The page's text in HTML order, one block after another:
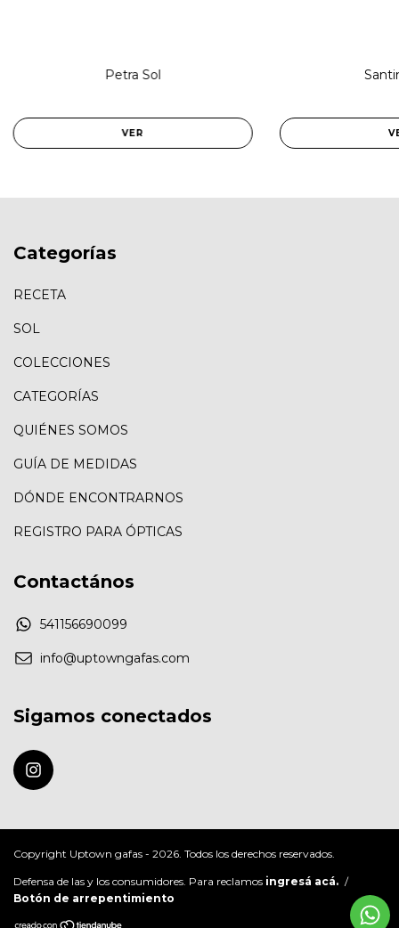
Petra Sol
VER
Categorías
RECETA
SOL
COLECCIONES
CATEGORÍAS
QUIÉNES SOMOS
GUÍA DE MEDIDAS
DÓNDE ENCONTRARNOS
REGISTRO PARA ÓPTICAS
Contactános
541156690099
info@uptowngafas.com
Sigamos conectados
Copyright Uptown gafas - 2026. Todos los derechos reservados.
Defensa de las y los consumidores. Para reclamos ingresá acá. /
Botón de arrepentimiento